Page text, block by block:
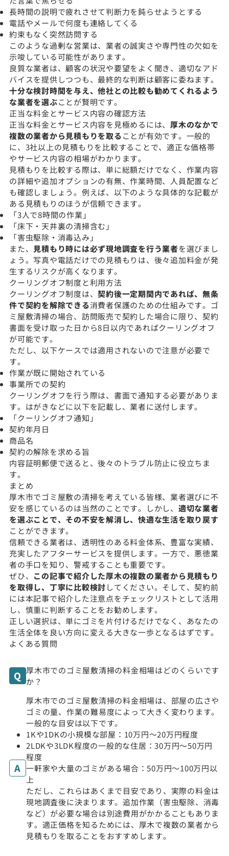
長時間の説明で疲れさせて判断力を鈍らせようとする
電話やメールで何度も連絡してくる
約束もなく突然訪問する
このような過剰な営業は、業者の誠実さや専門性の欠如を
示唆している可能性があります。
良質な業者は、顧客の状況や要望をよく聞き、適切なアド
バイスを提供しつつも、最終的な判断は顧客に委ねます。
十分な検討時間を与え、他社との比較も勧めてくれるよう
な業者を選ぶことが賢明です。
正当な料金とサービス内容の確認方法
正当な料金とサービス内容を見極めるには、 厚木のなかで
複数の業者から見積もりを取ることが有効です。一般的
に、3社以上の見積もりを比較することで、適正な価格帯
やサービス内容の相場がわかります。
見積もりを比較する際は、単に総額だけでなく、作業内容
の詳細や追加オプションの有無、作業時間、人員配置など
も確認しましょう。例えば、以下のような具体的な記載が
ある見積もりのほうが信頼できます。
「3人で8時間の作業」
「床下・天井裏の清掃含む」
「害虫駆除・消毒込み」
また、 見積もり時には必ず現地調査を行う業者を選びまし
ょう。写真や電話だけでの見積もりは、後々追加料金が発
生するリスクが高くなります。
クーリングオフ制度と利用方法
クーリングオフ制度は、契約後一定期間内であれば、無条
件で契約を解除できる消費者保護のための仕組みです。ゴ
ミ屋敷清掃の場合、訪問販売で契約した場合に限り、契約
書面を受け取った日から8日以内であればクーリングオフ
が可能です。
ただし、以下ケースでは適用されないので注意が必要で
す。
作業が既に開始されている
事業所での契約
クーリングオフを行う際は、書面で通知する必要がありま
す。はがきなどに以下を記載し、業者に送付します。
「クーリングオフ通知」
契約年月日
商品名
契約の解除を求める旨
内容証明郵便で送ると、後々のトラブル防止に役立ちま
す。
まとめ
厚木市でゴミ屋敷の清掃を考えている皆様、業者選びに不
安を感じているのは当然のことです。しかし、 適切な業者
を選ぶことで、その不安を解消し、快適な生活を取り戻す
ことができます。
信頼できる業者は、透明性のある料金体系、豊富な実績、
充実したアフターサービスを提供します。一方で、悪徳業
者の手口を知り、警戒することも重要です。
ぜひ、 この記事で紹介した厚木の複数の業者から見積もり
を取得し、丁寧に比較検討してください。そして、契約前
には本記事で紹介した注意点をチェックリストとして活用
し、慎重に判断することをお勧めします。
正しい選択は、単にゴミを片付けるだけでなく、あなたの
生活全体を良い方向に変える大きな一歩となるはずです。
よくある質問
厚木市でのゴミ屋敷清掃の料金相場はどのくらいです
か？
厚木市でのゴミ屋敷清掃の料金相場は、部屋の広さや
ゴミの量、作業の難易度によって大きく変わります。
一般的な目安は以下です。
1Kや1DKの小規模な部屋：10万円〜20万円程度
2LDKや3LDK程度の一般的な住居：30万円〜50万円
程度
一軒家や大量のゴミがある場合：50万円〜100万円以
上
ただし、これらはあくまで目安であり、実際の料金は
現地調査後に決まります。追加作業（害虫駆除、消毒
など）が必要な場合は別途費用がかかることもありま
す。適正価格を知るためには、厚木で複数の業者から
見積もりを取ることをおすすめします。